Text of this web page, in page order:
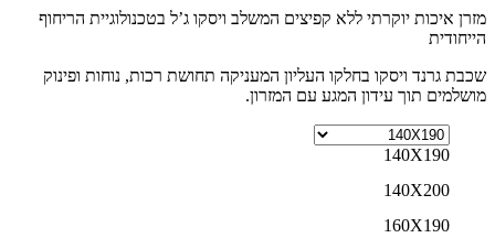
מזרן איכות יוקרתי ללא קפיצים המשלב ויסקו ג’ל בטכנולוגיית הריחוף
הייחודית
שכבת גרנד ויסקו בחלקו העליון המעניקה תחושת רכות, נוחות ופינוק
מושלמים תוך עידון המגע עם המזרון.
140X190
140X200
160X190